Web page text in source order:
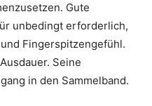
Gute
unbedingt erforderlich,
Fingerspitzengefühl.
Seine
in den Sammelband.